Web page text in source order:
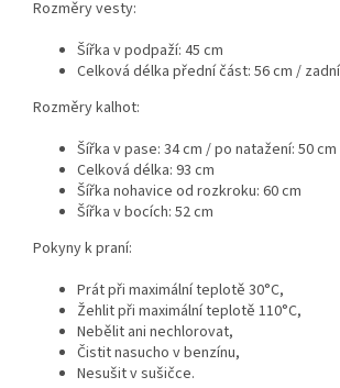
Rozměry vesty:
Šířka v podpaží: 45 cm
Celková délka přední část: 56 cm /
Rozměry kalhot:
Šířka v pase: 34 cm / po natažení: 50 cm
Celková délka: 93 cm
Šířka nohavice od rozkroku: 60 cm
Šířka v bocích: 52 cm
Pokyny k praní:
Prát při maximální teplotě 30°C,
Žehlit při maximální teplotě 110°C,
Nebělit ani nechlorovat,
Čistit nasucho v benzínu,
Nesušit v sušičce.